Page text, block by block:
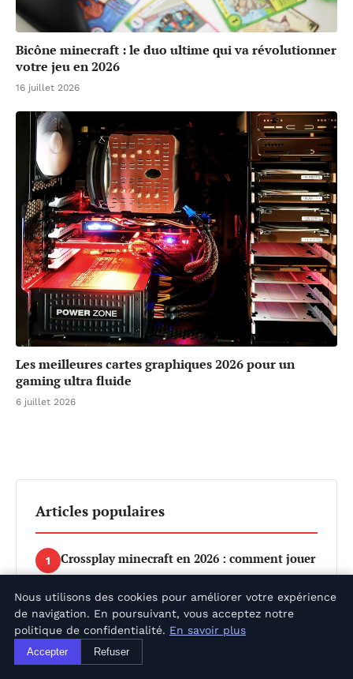
Bicône minecraft : le duo ultime qui va révolutionner
votre jeu en 2026
16 juillet 2026
Les meilleures cartes graphiques 2026 pour un
gaming ultra fluide
6 juillet 2026
Articles populaires
1
Crossplay minecraft en 2026 : comment jouer
avec tout le monde
22 juillet 2026
Bicône minecraft : le duo ultime qui va
révolutionner votre jeu en 2026
Nous utilisons des cookies pour améliorer votre expérience
de navigation. En poursuivant, vous acceptez notre
politique de confidentialité. En savoir plus
Accepter Refuser